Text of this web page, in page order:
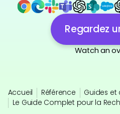
Regardez
Watch an
Accueil Référence
Guides
Le Guide Complet pour la